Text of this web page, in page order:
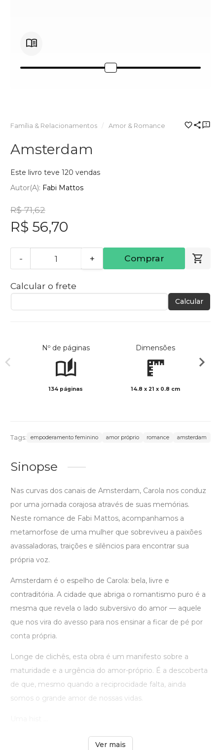
Família & Relacionamentos Amor & Romance
Amsterdam
Este livro teve 120 vendas
Autor(a): Fabi Mattos
R$ 71,62
R$ 56,70
- + Comprar
Calcular o frete
Calcular
Nº de páginas
134 páginas
Dimensões
14.8 x 21 x 0.8 cm
Tags: empoderamento feminino amor próprio romance amsterdam
Sinopse
Nas curvas dos canais de Amsterdam, Carola nos conduz
por uma jornada corajosa através de suas memórias.
Neste romance de Fabi Mattos, acompanhamos a
metamorfose de uma mulher que sobreviveu a paixões
avassaladoras, traições e silêncios para encontrar sua
própria voz.
Amsterdam é o espelho de Carola: bela, livre e
contraditória. A cidade que abriga o romantismo puro é a
mesma que revela o lado subversivo do amor — aquele
que nos vira do avesso para nos ensinar a ficar de pé por
conta própria.
Longe de clichês, esta obra é um manifesto sobre a
maturidade e a urgência do amor-próprio. É a descoberta
de que, mesmo quando a reciprocidade falta, ainda
somos o grande amor de nossas vidas.
Ver mais